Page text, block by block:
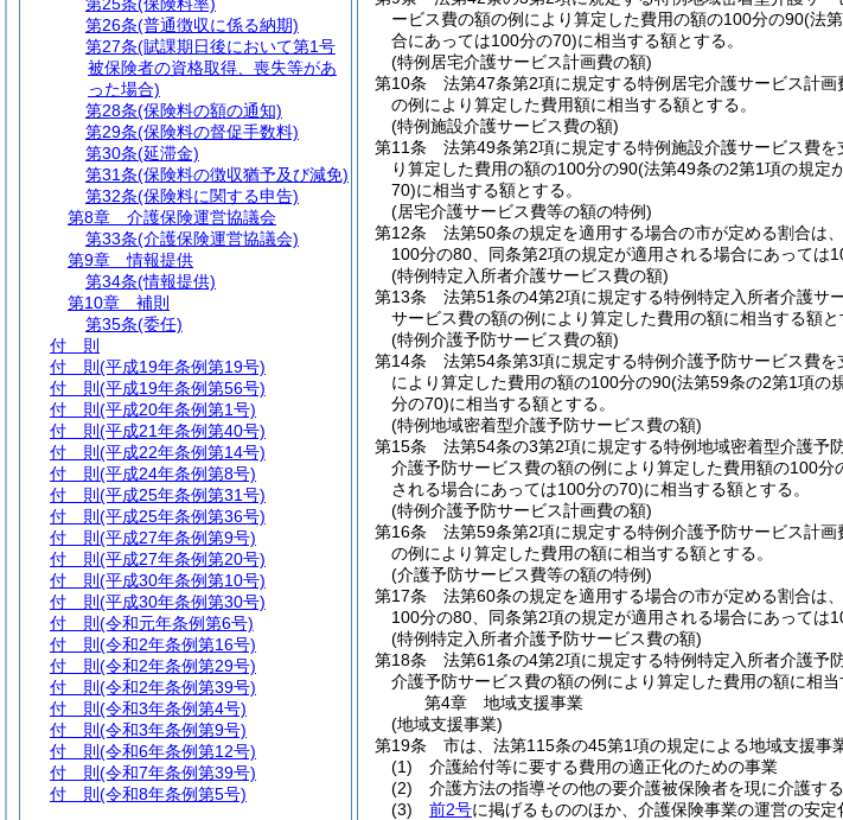
ービス費の額の例により算定した費用の額の100分の90(法
合にあっては100分の70)に相当する額とする。
(特例居宅介護サービス計画費の額)
第10条
法第47条第2項に規定する特例居宅介護サービス計
の例により算定した費用額に相当する額とする。
(特例施設介護サービス費の額)
第11条
法第49条第2項に規定する特例施設介護サービス費
り算定した費用の額の100分の90(法第49条の2第1項の規定
70)に相当する額とする。
(居宅介護サービス費等の額の特例)
第12条
法第50条の規定を適用する場合の市が定める割合は
100分の80、同条第2項の規定が適用される場合にあっては
(特例特定入所者介護サービス費の額)
第13条
法第51条の4第2項に規定する特例特定入所者介護サ
サービス費の額の例により算定した費用の額に相当する額と
(特例介護予防サービス費の額)
第14条
法第54条第3項に規定する特例介護予防サービス費
により算定した費用の額の100分の90(法第59条の2第1項の
分の70)に相当する額とする。
(特例地域密着型介護予防サービス費の額)
第15条
法第54条の3第2項に規定する特例地域密着型介護予
介護予防サービス費の額の例により算定した費用額の100分
される場合にあっては100分の70)に相当する額とする。
(特例介護予防サービス計画費の額)
第16条
法第59条第2項に規定する特例介護予防サービス計
の例により算定した費用の額に相当する額とする。
(介護予防サービス費等の額の特例)
第17条
法第60条の規定を適用する場合の市が定める割合は
100分の80、同条第2項の規定が適用される場合にあっては
(特例特定入所者介護予防サービス費の額)
第18条
法第61条の4第2項に規定する特例特定入所者介護予
介護予防サービス費の額の例により算定した費用の額に相当
第4章
地域支援事業
(地域支援事業)
第19条
市は、法第115条の45第1項の規定による地域支援事
(1)
介護給付等に要する費用の適正化のための事業
(2)
介護方法の指導その他の要介護被保険者を現に介護す
(3)
前2号に掲げるもののほか、介護保険事業の運営の安
第26条(普通徴収に係る納期)
第27条(賦課期日後において第1号
被保険者の資格取得、喪失等があ
った場合)
第28条(保険料の額の通知)
第29条(保険料の督促手数料)
第30条(延滞金)
第31条(保険料の徴収猶予及び減免)
第32条(保険料に関する申告)
第8章
介護保険運営協議会
第33条(介護保険運営協議会)
第9章
情報提供
第34条(情報提供)
第10章
補則
第35条(委任)
付 則
付 則 (平成19年条例第19号)
付 則 (平成19年条例第56号)
付 則 (平成20年条例第1号)
付 則 (平成21年条例第40号)
付 則 (平成22年条例第14号)
付 則 (平成24年条例第8号)
付 則 (平成25年条例第31号)
付 則 (平成25年条例第36号)
付 則 (平成27年条例第9号)
付 則 (平成27年条例第20号)
付 則 (平成30年条例第10号)
付 則 (平成30年条例第30号)
付 則 (令和元年条例第6号)
付 則 (令和2年条例第16号)
付 則 (令和2年条例第29号)
付 則 (令和2年条例第39号)
付 則 (令和3年条例第4号)
付 則 (令和3年条例第9号)
付 則 (令和6年条例第12号)
付 則 (令和7年条例第39号)
付 則 (令和8年条例第5号)